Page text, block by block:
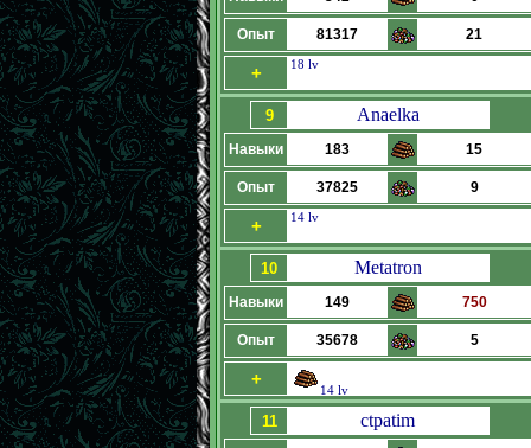
Опыт 81317 21
+ 18 lv
9 Anaelka
Навыки 183 15
Опыт 37825 9
+ 14 lv
10 Metatron
Навыки 149 750
Опыт 35678 5
+
14 lv
11 ctpatim